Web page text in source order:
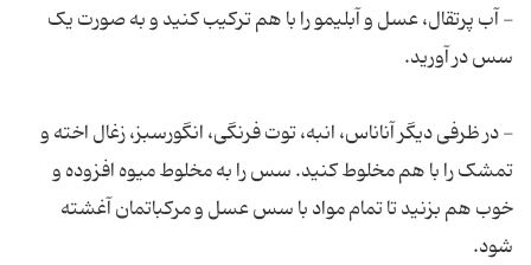
- آب پرتقال، عسل و آبلیمو را با هم ترکیب کنید و به صورت یک
سس در آورید.
- در ظرفی دیگر آناناس، انبه، توت فرنگی، انگورسبز، زغال اخته و
تمشک را با هم مخلوط کنید. سس را به مخلوط میوه افزوده و
خوب هم بزنید تا تمام مواد با سس عسل و مرکباتمان آغشته
شود.